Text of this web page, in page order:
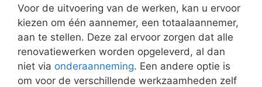
Voor de uitvoering van de werken, kan u ervoor
kiezen om één aannemer, een totaalaannemer,
aan te stellen. Deze zal ervoor zorgen dat alle
renovatiewerken worden opgeleverd, al dan
niet via onderaanneming. Een andere optie is
om voor de verschillende werkzaamheden zelf